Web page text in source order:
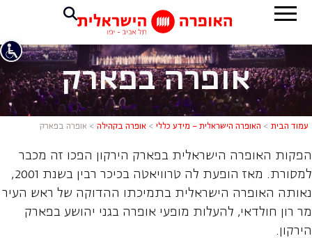
אופרה בפארק
עמוד הבית > האופרה הישראלית – מידע כללי > אופרה בקהילה > אופרה בפארק
הפקות האופרה הישראלית בפארק הירקון הפכו זה מכבר
למסורת. מאז הופעת לה טרוויאטה בכיכר רבין בשנת 2001,
נאותה האופרה הישראלית בתמיכתו ההדוקה של ראש העיר
מר רון חולדאי, להעלות מופעי אופרה בגני יהושע בפארק
הירקון.